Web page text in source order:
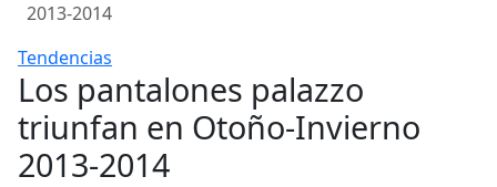
2013-2014
Tendencias
Los pantalones palazzo
triunfan en Otoño-Invierno
2013-2014